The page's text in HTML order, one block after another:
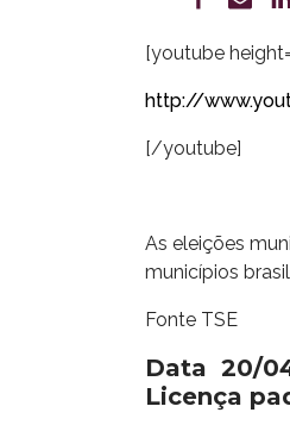
[youtube
http://
[/youtube]
As eleições
municípios
Fonte TSE
Data 20/
Licença